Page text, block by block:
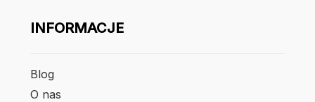
INFORMACJE
Blog
O nas